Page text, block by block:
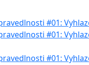
#01:
#01:
#01: